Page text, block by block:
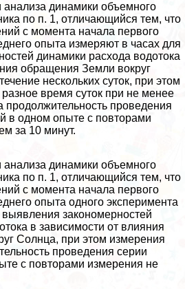
динамики объемного
по п. 1, отличающийся тем, что
с момента начала первого
опыта измеряют в часах для
динамики расхода водотока
обращения Земли вокруг
нескольких суток, при этом
время суток при не менее
продолжительность проведения
в одном опыте с повторами
за 10 минут.
динамики объемного
по п. 1, отличающийся тем, что
с момента начала первого
опыта одного эксперимента
закономерностей
в зависимости от влияния
Солнца, при этом измерения
проведения серии
с повторами измерения не